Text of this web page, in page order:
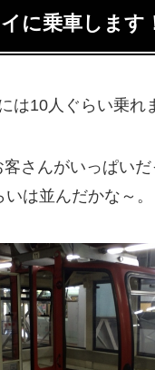
に乗車します
は10人ぐらい乗れ
さんがいっぱい
は並んだかな～。